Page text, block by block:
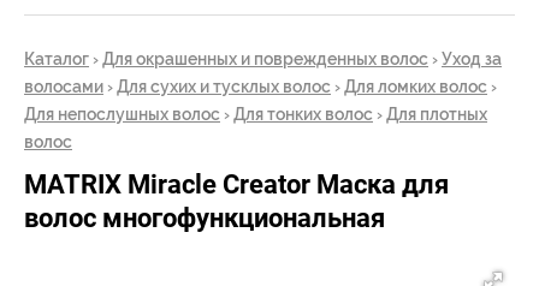
Каталог ›Для окрашенных и поврежденных волос ›Уход за
волосами ›Для сухих и тусклых волос ›Для ломких волос ›
Для непослушных волос ›Для тонких волос ›Для плотных
волос
MATRIX Miracle Creator Маска для
волос многофункциональная